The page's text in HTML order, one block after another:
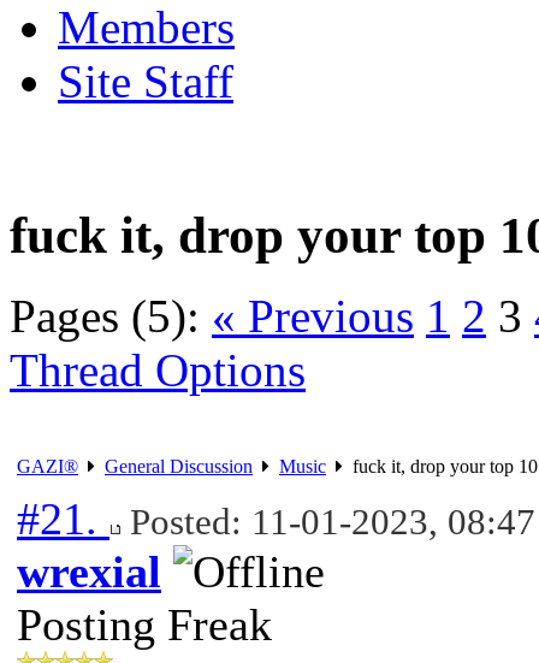
Members
Site Staff
fuck it, drop your top
Pages (5): « Previous 1 2 3
Thread Options
GAZI® General Discussion Music fuck it, drop your top 10
#21. Posted: 11-01-2023,
wrexial
Posting Freak